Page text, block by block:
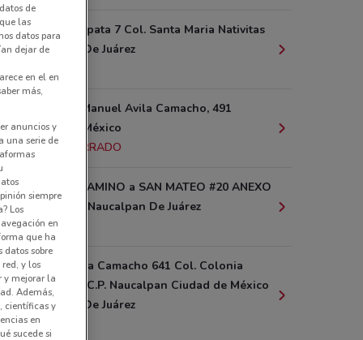
Emiliano Zapata 7 Col. Santa Maria Nativitas
Naucalpan De Juárez
Boulevard Manuel Avila Camacho, 491
Ciudad De México
1.3 km
CERRADO
ANTIGUO CAMINO a SAN MATEO #20 ANEXO
COAMILCO Naucalpan De Juárez
2.3 km
Bulevar Avila Camacho 641 Col. Colonia
Periodistas C.P. Naucalpan Ciudad de México
Naucalpan De Juárez
2.5 km
de
las
datos para
dejar de
en el en
más,
anuncios y
una serie de
siempre
Los
en
que ha
datos sobre
y los
y mejorar la
Además,
científicas y
en
sucede si